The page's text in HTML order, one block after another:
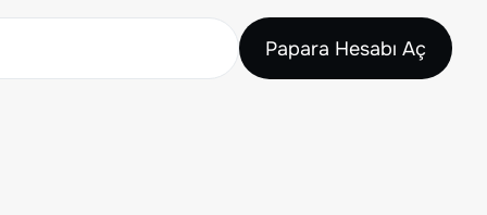
Papara Hesabı Aç